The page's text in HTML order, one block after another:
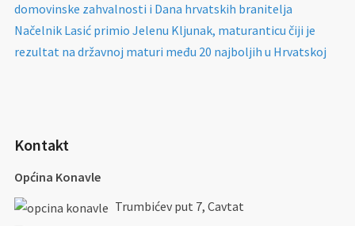
domovinske zahvalnosti i Dana hrvatskih branitelja
Načelnik Lasić primio Jelenu Kljunak, maturanticu čiji je
rezultat na državnoj maturi među 20 najboljih u Hrvatskoj
Kontakt
Općina Konavle
Trumbićev put 7, Cavtat